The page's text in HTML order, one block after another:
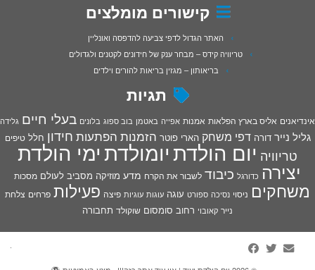
קישורים מומלצים
האתר הגדול לדפי צביעה להדפסה ואונליין
טריוויה קידס – מבחר ענק של חידונים לקטנים ולגדולים
בריאותון – מגזין בריאות להורים וילדים
תגיות
אינדיאנים אליס בארץ הפלאות אמנות אפייה באטמן בוב ספוג בלונים בעלי חיים גלידה
גליל נייר דורה דפי משחק הארי פוטר הזמנות הפתעות חידון חלל טיפים
טריוויה יום הולדתיומולדתימי הולדת
יצירה כדורגל כיבוד לשבור את הקרח מדע מוזיקה מסביב לעולם מסכות
משחקים ניסוי נסיכה ספורט עוגה עוגות עוגיות פיצה פעילות פרחים צלחת
נייר קאובוי רחוב סומסום שוקולד תחבורה
·